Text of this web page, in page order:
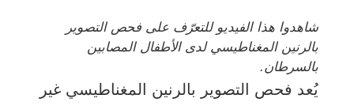
شاهدوا هذا الفيديو للتعرّف على فحص التصوير
بالرنين المغناطيسي لدى الأطفال المصابين
بالسرطان.
يُعد فحص التصوير بالرنين المغناطيسي غير